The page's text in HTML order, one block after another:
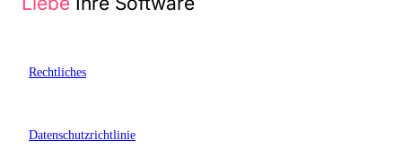
Rechtliches
Datenschutzrichtlinie